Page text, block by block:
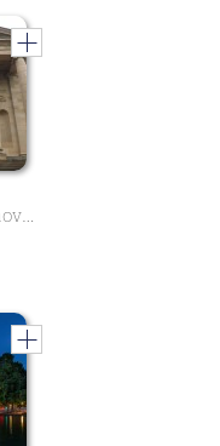
Neste curso de nove partes você pode aprender tudo sobre a capela de enterro de Württemberg em Stuttgart. A partir dos degraus desta cúpula você tem uma vista maravilhosa sobre a cidade.